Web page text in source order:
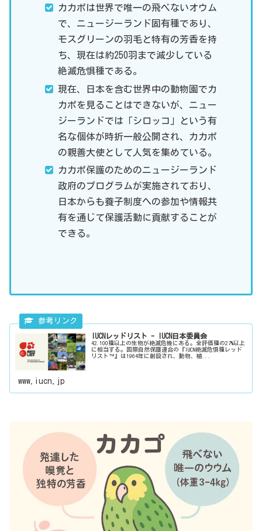
カカポは世界で唯一の飛べないオウム
で、ニュージーランド固有種であり、
モスグリーンの羽毛と特有の芳香を持
ち、現在は約250羽まで減少している
絶滅危惧種である。
現在、日本を含む世界中の動物園でカ
カポを見ることはできないが、ニュー
ジーランドでは「シロッコ」という有
名な個体が時折一般公開され、カカポ
の親善大使として人気を集めている。
カカポ保護のためのニュージーランド
政府のプログラムが実施されており、
日本からも養子制度への参加や情報共
有を通じて保護活動に貢献することが
できる。
IUCNレッドリスト - IUCN日本委員会
42,100種以上の生物が絶滅危機にある。全評価種の27%以上
に相当する。国際自然保護連合の『IUCN絶滅危惧種レッド
リスト™』は1964年に創設され、動物、植...
www.iucn.jp